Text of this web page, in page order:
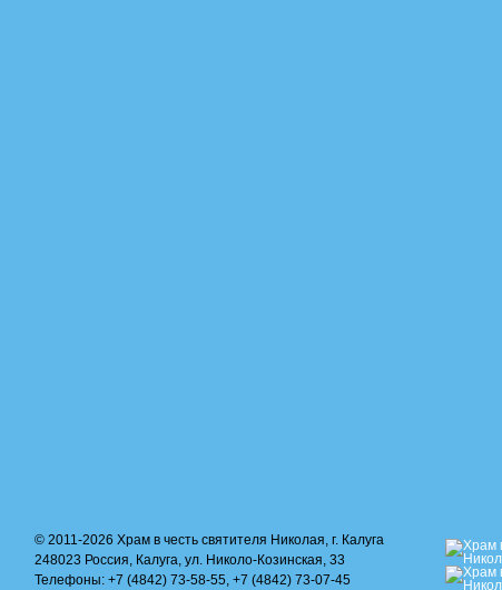
© 2011-2026 Храм в честь святителя Николая, г. Калуга
248023 Россия, Калуга, ул. Николо-Козинская, 33
Телефоны: +7 (4842) 73-58-55, +7 (4842) 73-07-45